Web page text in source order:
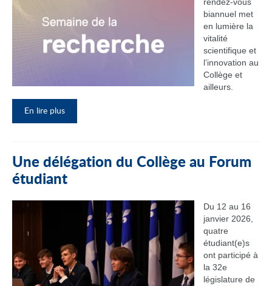
biannuel met
en lumière la
vitalité
scientifique et
l’innovation au
Collège et
ailleurs.
En lire plus
Une délégation du Collège au Forum
étudiant
Du 12 au 16
janvier 2026,
quatre
étudiant(e)s
ont participé à
la 32e
législature de